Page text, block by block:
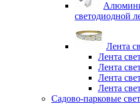
светодиодной
Лента
Лента
Лента
Лента
Лента
Садово-парковые